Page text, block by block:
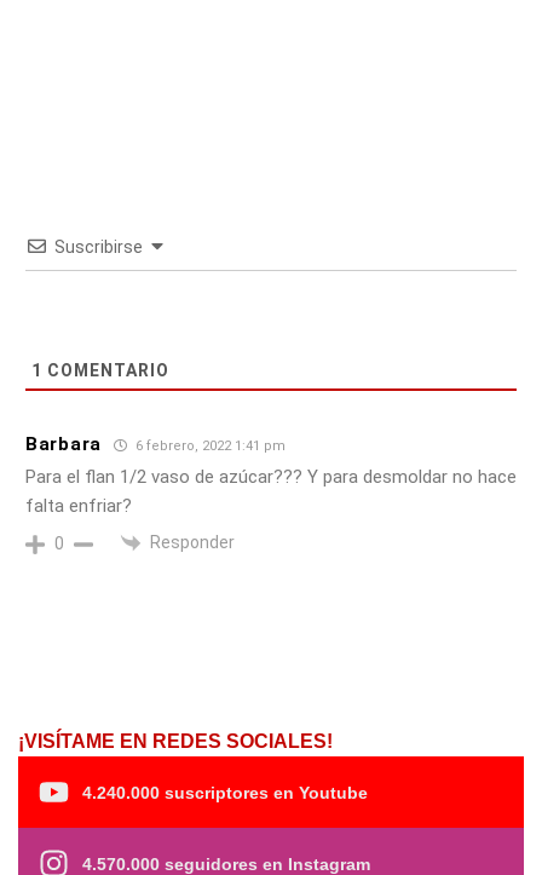
Suscribirse
1 COMENTARIO
Barbara 6 febrero, 2022 1:41 pm
Para el flan 1/2 vaso de azúcar??? Y para desmoldar no hace
falta enfriar?
0 Responder
¡VISÍTAME EN REDES SOCIALES!
4.240.000 suscriptores en Youtube
4.570.000 seguidores en Instagram